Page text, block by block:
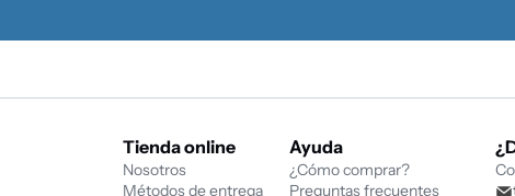
Tienda online
Nosotros
Métodos de entrega
Ayuda
¿Cómo comprar?
Preguntas frecuentes